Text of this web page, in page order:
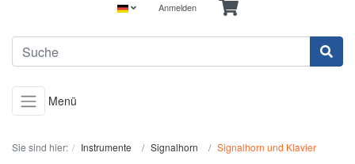
Anmelden
Menü
Sie sind hier: Instrumente Signalhorn Signalhorn und Klavier